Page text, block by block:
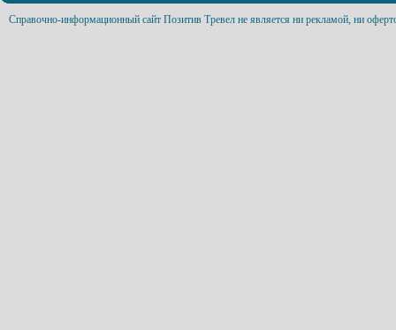
Справочно-информационный сайт Позитив Тревел не является ни рекламой, ни